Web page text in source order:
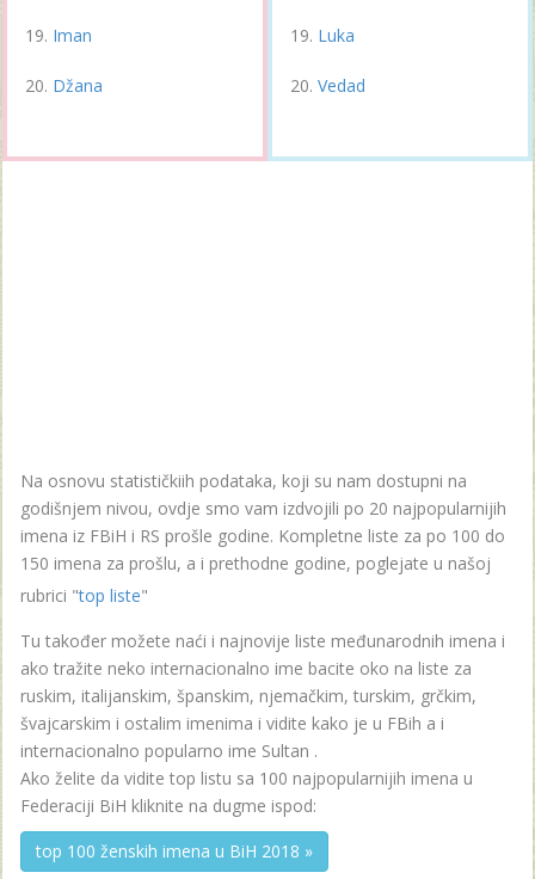
Iman
Džana
Luka
Vedad
Na osnovu statističkiih podataka, koji su nam dostupni na
godišnjem nivou, ovdje smo vam izdvojili po 20 najpopularnijih
imena iz FBiH i RS prošle godine. Kompletne liste za po 100 do
150 imena za prošlu, a i prethodne godine, poglejate u našoj
rubrici "top liste"
Tu također možete naći i najnovije liste međunarodnih imena i
ako tražite neko internacionalno ime bacite oko na liste za
ruskim, italijanskim, španskim, njemačkim, turskim, grčkim,
švajcarskim i ostalim imenima i vidite kako je u FBih a i
internacionalno popularno ime Sultan .
Ako želite da vidite top listu sa 100 najpopularnijih imena u
Federaciji BiH kliknite na dugme ispod:
top 100 ženskih imena u BiH 2018 »